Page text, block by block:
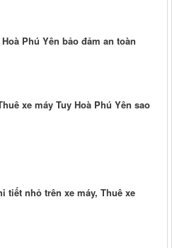
Phú Yên bảo đảm an toàn
xe máy Tuy Hoà Phú Yên sao
tiết nhỏ trên xe máy, Thuê xe